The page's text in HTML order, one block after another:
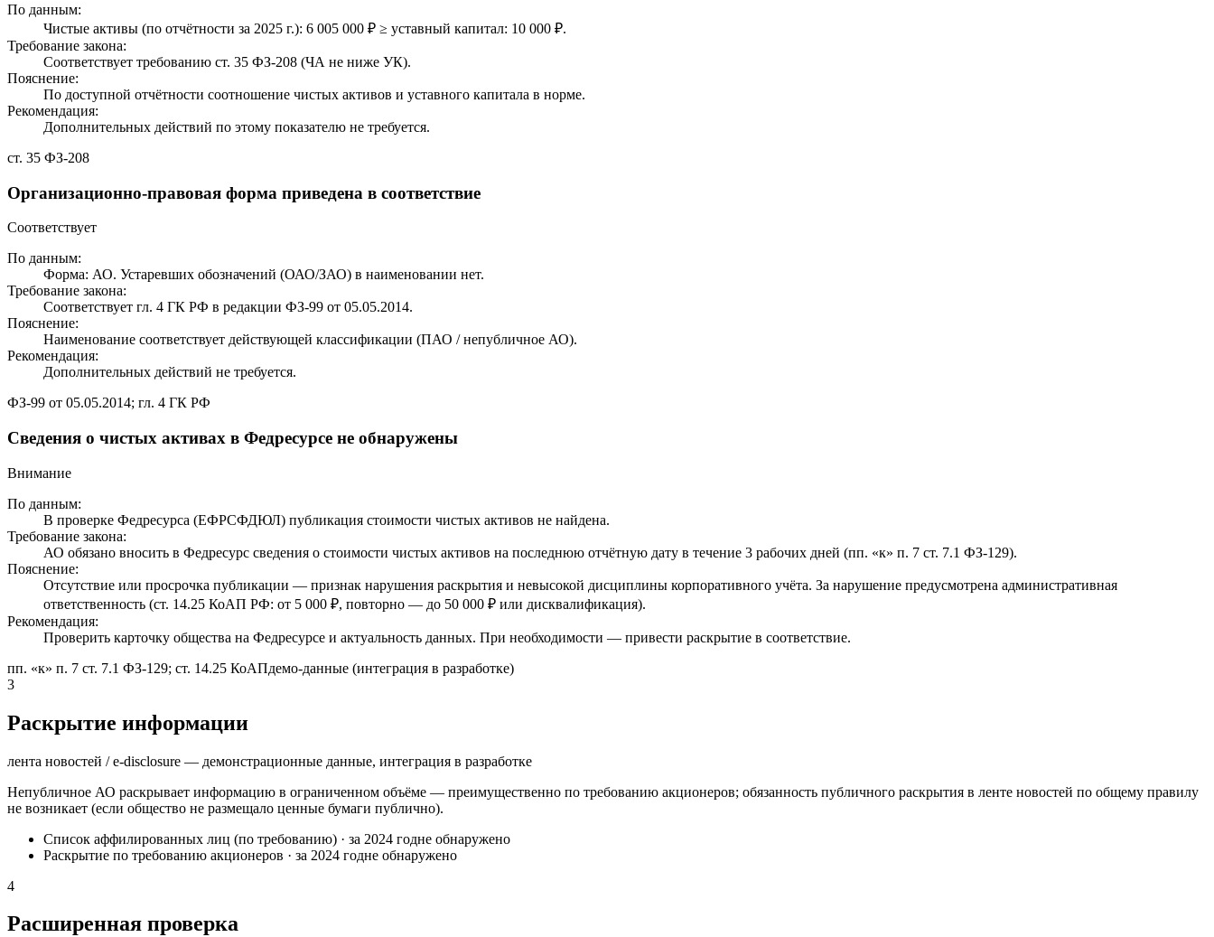
По данным:
Чистые активы (по отчётности за 2025 г.): 6 005 000 ₽ ≥ уставный капитал: 10 000 ₽.
Требование закона:
Соответствует требованию ст. 35 ФЗ-208 (ЧА не ниже УК).
Пояснение:
По доступной отчётности соотношение чистых активов и уставного капитала в норме.
Рекомендация:
Дополнительных действий по этому показателю не требуется.
ст. 35 ФЗ-208
Организационно-правовая форма приведена в соответствие
Соответствует
По данным:
Форма: АО. Устаревших обозначений (ОАО/ЗАО) в наименовании нет.
Требование закона:
Соответствует гл. 4 ГК РФ в редакции ФЗ-99 от 05.05.2014.
Пояснение:
Наименование соответствует действующей классификации (ПАО / непубличное АО).
Рекомендация:
Дополнительных действий не требуется.
ФЗ-99 от 05.05.2014; гл. 4 ГК РФ
Сведения о чистых активах в Федресурсе не обнаружены
Внимание
По данным:
В проверке Федресурса (ЕФРСФДЮЛ) публикация стоимости чистых активов не найдена.
Требование закона:
АО обязано вносить в Федресурс сведения о стоимости чистых активов на последнюю отчётную дату в течение 3 рабочих дней (пп. «к» п. 7 ст. 7.1 ФЗ-129).
Пояснение:
Отсутствие или просрочка публикации — признак нарушения раскрытия и невысокой дисциплины корпоративного учёта. За нарушение предусмотрена административная
ответственность (ст. 14.25 КоАП РФ: от 5 000 ₽, повторно — до 50 000 ₽ или дисквалификация).
Рекомендация:
Проверить карточку общества на Федресурсе и актуальность данных. При необходимости — привести раскрытие в соответствие.
пп. «к» п. 7 ст. 7.1 ФЗ-129; ст. 14.25 КоАПдемо-данные (интеграция в разработке)
3
Раскрытие информации
лента новостей / e-disclosure — демонстрационные данные, интеграция в разработке
Непубличное АО раскрывает информацию в ограниченном объёме — преимущественно по требованию акционеров; обязанность публичного раскрытия в ленте новостей по общему правилу
не возникает (если общество не размещало ценные бумаги публично).
Список аффилированных лиц (по требованию) · за 2024 годне обнаружено
Раскрытие по требованию акционеров · за 2024 годне обнаружено
4
Расширенная проверка